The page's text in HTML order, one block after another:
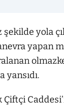
şekilde yola
yapan
yansıdı.
Çiftçi